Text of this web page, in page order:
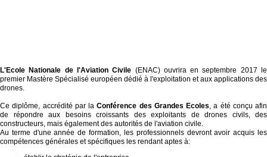
L'Ecole Nationale de l'Aviation Civile (ENAC) ouvrira en septembre 2017 le
premier Mastère Spécialisé européen dédié à l'exploitation et aux applications des
drones.
Ce diplôme, accrédité par laConférence des Grandes Ecoles, a été conçu afin
de répondre aux besoins croissants des exploitants de drones civils, des
constructeurs, mais également des autorités de l'aviation civile.
Au terme d'une année de formation, les professionnels devront avoir acquis les
compétences générales et spécifiques les rendant aptes à: